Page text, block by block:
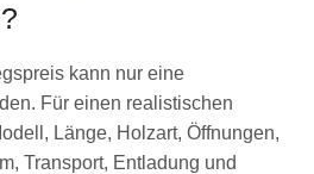
kann nur eine
Für einen realistischen
Länge, Holzart, Öffnungen,
Transport, Entladung und